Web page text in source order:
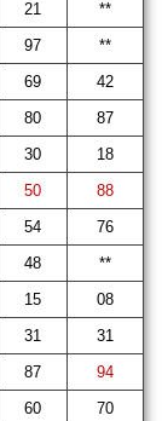
21
**
97
**
69
42
80
87
30
18
50
88
54
76
48
**
15
08
31
31
87
94
60
70